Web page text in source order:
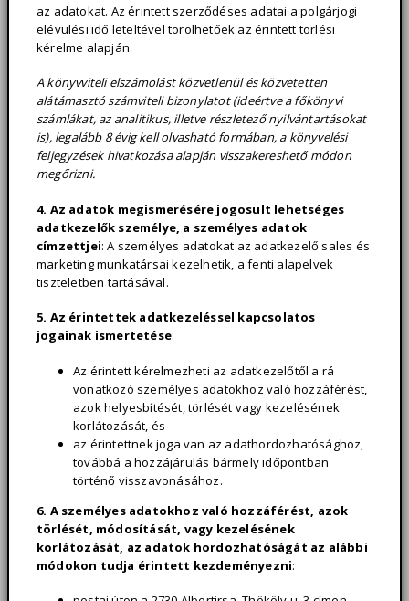
az adatokat. Az érintett szerződéses adatai a polgárjogi
elévülési idő leteltével törölhetőek az érintett törlési
kérelme alapján.
A könyvviteli elszámolást közvetlenül és közvetetten
alátámasztó számviteli bizonylatot (ideértve a főkönyvi
számlákat, az analitikus, illetve részletező nyilvántartásokat
is), legalább 8 évig kell olvasható formában, a könyvelési
feljegyzések hivatkozása alapján visszakereshető módon
megőrizni.
4. Az adatok megismerésére jogosult lehetséges
adatkezelők személye, a személyes adatok
címzettjei: A személyes adatokat az adatkezelő sales és
marketing munkatársai kezelhetik, a fenti alapelvek
tiszteletben tartásával.
5. Az érintettek adatkezeléssel kapcsolatos
jogainak ismertetése:
Az érintett kérelmezheti az adatkezelőtől a rá
vonatkozó személyes adatokhoz való hozzáférést,
azok helyesbítését, törlését vagy kezelésének
korlátozását, és
az érintettnek joga van az adathordozhatósághoz,
továbbá a hozzájárulás bármely időpontban
történő visszavonásához.
6. A személyes adatokhoz való hozzáférést, azok
törlését, módosítását, vagy kezelésének
korlátozását, az adatok hordozhatóságát az alábbi
módokon tudja érintett kezdeményezni: